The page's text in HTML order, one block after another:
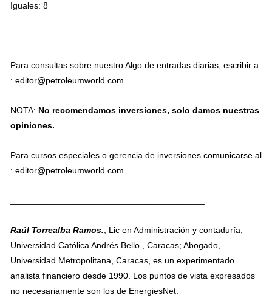
Iguales: 8
Para consultas sobre nuestro Algo de entradas diarias, escribir a
: editor@petroleumworld.com
NOTA: No recomendamos inversiones, solo damos nuestras
opiniones.
Para cursos especiales o gerencia de inversiones comunicarse al
: editor@petroleumworld.com
Raúl Torrealba Ramos. , Lic en Administración y contaduría,
Universidad Católica Andrés Bello , Caracas; Abogado,
Universidad Metropolitana, Caracas, es un experimentado
analista financiero desde 1990. Los puntos de vista expresados
no necesariamente son los de EnergiesNet.